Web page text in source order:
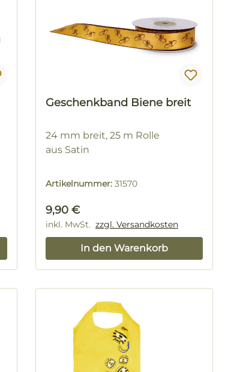
Geschenkband Biene breit
24 mm breit, 25 m Rolle
aus Satin
Artikelnummer: 31570
Regulärer Preis:
9,90 €
inkl. MwSt. zzgl. Versandkosten
In den Warenkorb